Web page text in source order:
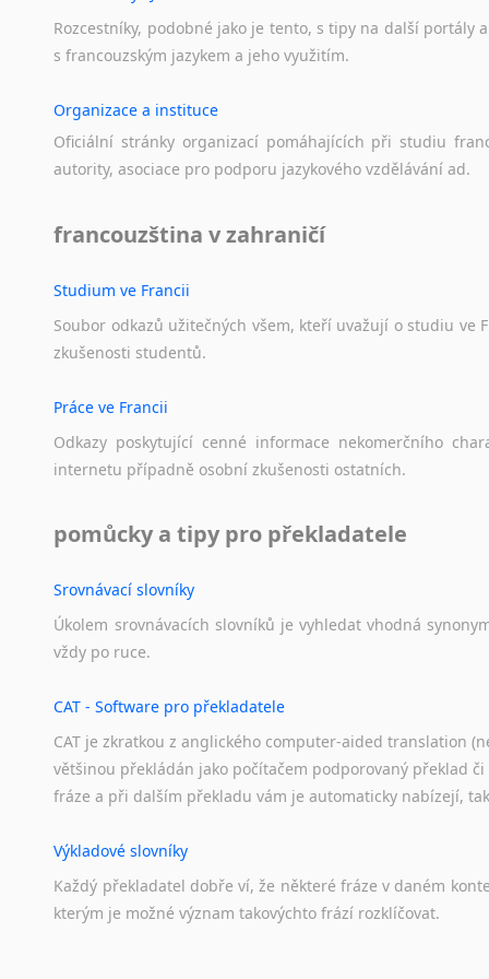
Rozcestníky, podobné jako je tento, s tipy na další portály a
s francouzským jazykem a jeho využitím.
Organizace a instituce
Oficiální stránky organizací pomáhajících při studiu
autority, asociace pro podporu jazykového vzdělávání ad.
francouzština v zahraničí
Studium ve Francii
Soubor odkazů užitečných všem, kteří uvažují o studiu ve
zkušenosti studentů.
Práce ve Francii
Odkazy poskytující cenné informace nekomerčního
internetu případně osobní zkušenosti ostatních.
pomůcky a tipy pro překladatele
Srovnávací slovníky
Úkolem srovnávacích slovníků je vyhledat vhodná
vždy po ruce.
CAT - Software pro překladatele
CAT je zkratkou z anglického computer-aided translation
většinou překládán jako počítačem podporovaný překlad
fráze a při dalším překladu vám je automaticky nabízejí,
Výkladové slovníky
Každý překladatel dobře ví, že některé fráze v daném
kterým je možné význam takovýchto frází rozklíčovat.